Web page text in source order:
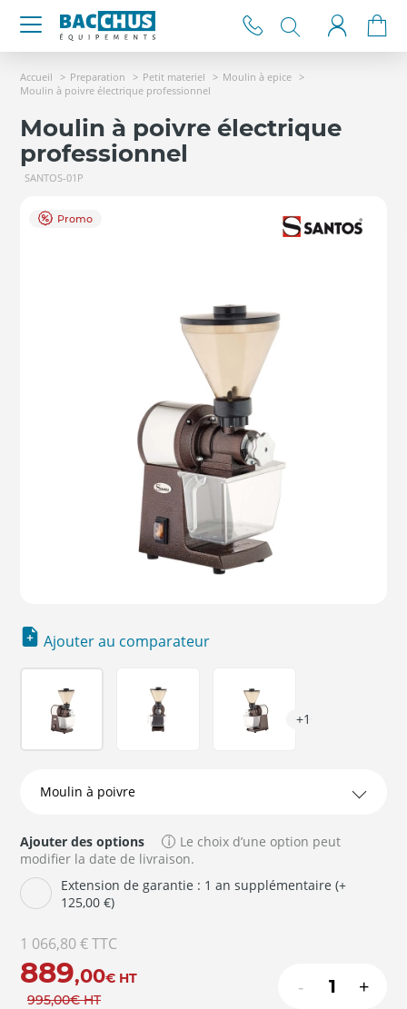
Accueil Preparation Petit materiel
Moulin à epice
Moulin à poivre électrique professionnel
Moulin à poivre électrique
professionnel
SANTOS-01P
Promo
Ajouter au comparateur
+1
Ajouter des options
Le choix d’une option peut
modifier la date de livraison.
Extension de garantie : 1 an supplémentaire (+
125,00 €)
1 066,80 €TTC
889,00€ HT
995,00€ HT
- +